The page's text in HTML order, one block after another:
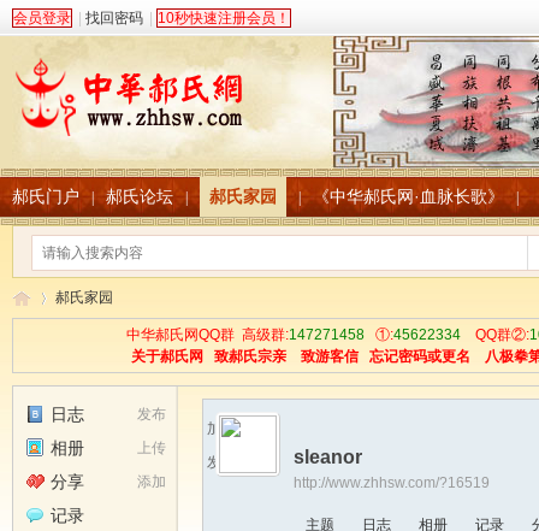
会员登录 找回密码 10秒快速注册会员！
郝氏门户 | 郝氏论坛 | 郝氏家园 《中华郝氏网·血脉长歌》
郝氏家园
中华郝氏网QQ群 高级群:147271458①:45622334QQ群②:
关于郝氏网
致郝氏宗亲 致游客信 忘记密码或更名 八极拳
发布
日志
上传
相册
添加
分享
记录
加为好友
发送消息
sleanor
http://www.zhhsw.com/?16519
主题 日志 相册 记录